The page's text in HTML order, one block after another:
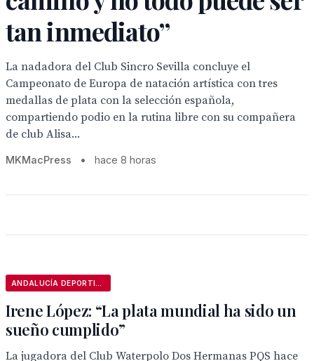
tan inmediato”
La nadadora del Club Sincro Sevilla concluye el
Campeonato de Europa de natación artística con tres
medallas de plata con la selección española,
compartiendo podio en la rutina libre con su compañera
de club Alisa...
MKMacPress • hace 8 horas
Irene López: “La plata mundial ha sido un
sueño cumplido”
La jugadora del Club Waterpolo Dos Hermanas PQS hace